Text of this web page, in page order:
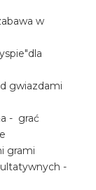
w
gwiazdami
- grać
grami
-